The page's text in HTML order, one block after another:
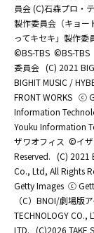
員会 (C)石森プロ・
製作委員会（キョー
ってキセキ」製作委
©BS-TBS ©BS-TBS
委員会 (C) 2021
BIGHIT MUSIC /
FRONT WORKS ⓒ
Information
Youku Information
ザワオフィス ©イザ
Reserved. (C) 2021
Co., Ltd, All Rights
Getty Images ⓒ
（C）BNOI/劇場版
TECHNOLOGY CO.,
LTD. (C)2026 TAKE